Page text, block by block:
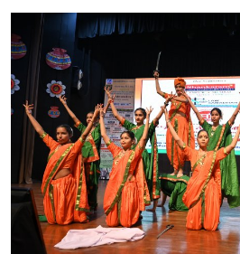
बिज़नेस
राजनीति
मनोरंजन
शिक्षा
राजस्थान
ट्रेंडिंग